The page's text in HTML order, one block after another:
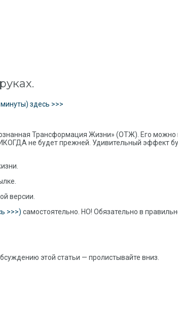
здесь >>>
Трансформация Жизни» (ОТЖ). Его
не будет прежней. Удивительный эффект
версии.
>>>) самостоятельно. НО! Обязательно в
этой статьи — пролистывайте вниз.